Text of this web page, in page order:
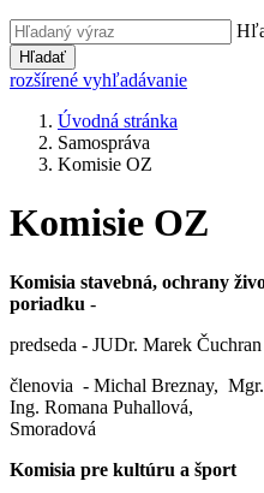
Hľadať
rozšírené vyhľadávanie
Úvodná stránka
Samospráva
Komisie OZ
Komisie OZ
Komisia stavebná, ochrany
poriadku -
predseda - JUDr. Marek Čuchran
členovia - Michal Breznay,
Ing. Romana
Smoradová
Komisia pre kultúru a šport